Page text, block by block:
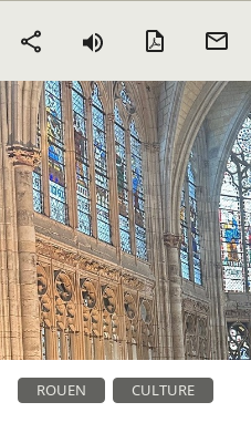
Partager Version PDF
ROUEN CULTURE